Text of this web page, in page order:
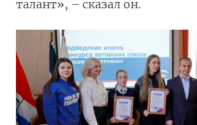
талант», – сказал он.